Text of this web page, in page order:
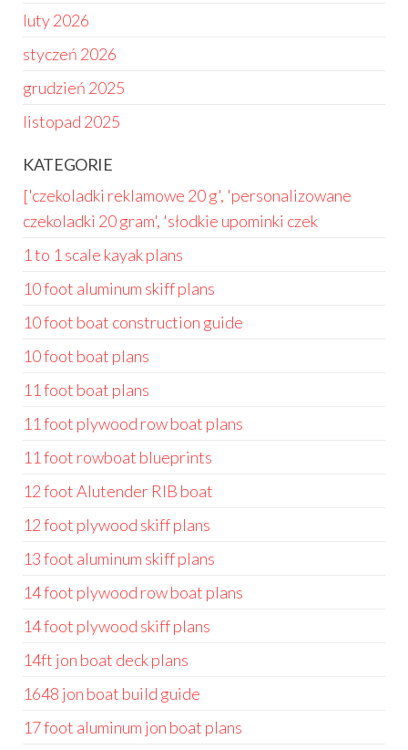
luty 2026
styczeń 2026
grudzień 2025
listopad 2025
KATEGORIE
['czekoladki reklamowe 20 g', 'personalizowane
czekoladki 20 gram', 'słodkie upominki czek
1 to 1 scale kayak plans
10 foot aluminum skiff plans
10 foot boat construction guide
10 foot boat plans
11 foot boat plans
11 foot plywood row boat plans
11 foot rowboat blueprints
12 foot Alutender RIB boat
12 foot plywood skiff plans
13 foot aluminum skiff plans
14 foot plywood row boat plans
14 foot plywood skiff plans
14ft jon boat deck plans
1648 jon boat build guide
17 foot aluminum jon boat plans